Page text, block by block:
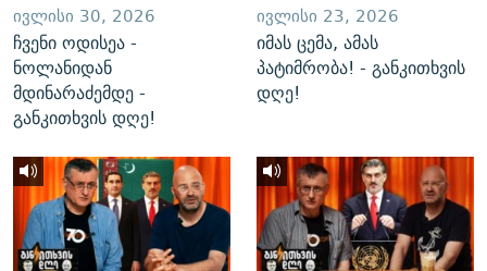
ᲘᲕᲚᲘᲡᲘ 30, 2026
ჩვენი ოდისეა -
ნოლანიდან
მდინარაძემდე -
განკითხვის დღე!
ᲘᲕᲚᲘᲡᲘ 23, 2026
იმას ცემა, ამას
პატიმრობა! - განკითხვის
დღე!